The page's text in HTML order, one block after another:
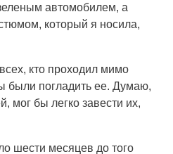
автомобилем, а
который я носила,
кто проходил мимо
были погладить ее. Думаю,
мог бы легко завести их,
шести месяцев до того